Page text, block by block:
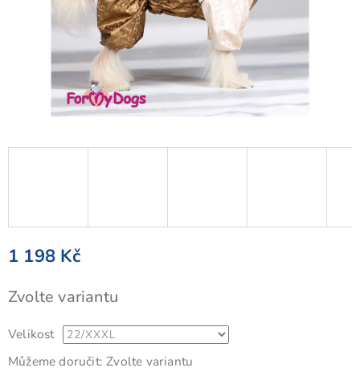
1 198 Kč
cena:
Zvolte variantu
Velikost
Můžeme doručit: Zvolte variantu